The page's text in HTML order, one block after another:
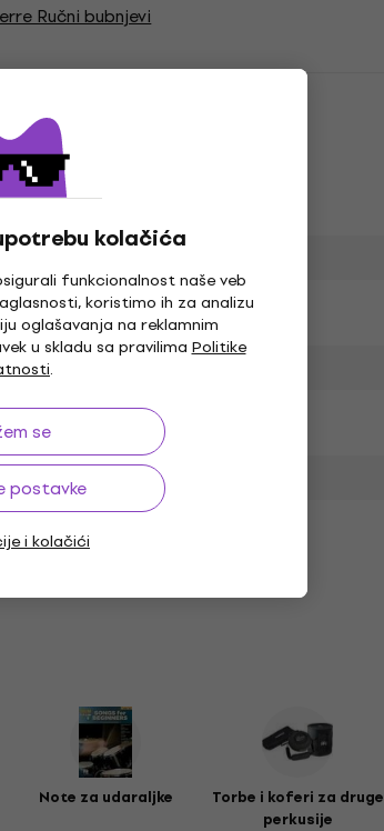
kolačića
funkcionalnost naše veb
koristimo ih za analizu
oglašavanja na reklamnim
u skladu sa pravilimaPolitike
.
se
postavke
i kolačići
Ručni bubnjevi
Note za udaraljke
Torbe i koferi za druge
perkusije